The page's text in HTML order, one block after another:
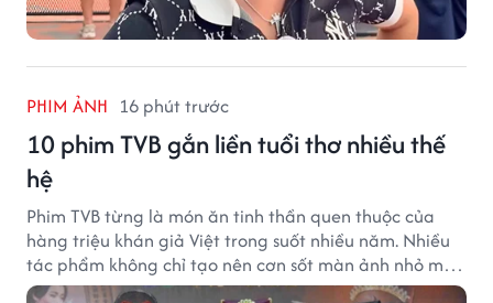
PHIM ẢNH 16 phút trước
10 phim TVB gắn liền tuổi thơ nhiều thế
hệ
Phim TVB từng là món ăn tinh thần quen thuộc của
hàng triệu khán giả Việt trong suốt nhiều năm. Nhiều
tác phẩm không chỉ tạo nên cơn sốt màn ảnh nhỏ mà
còn trở thành ký ức khó quên của cả một thế hệ.